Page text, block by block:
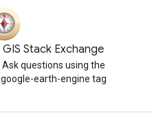
GIS Stack Exchange
Ask questions using the
google-earth-engine tag